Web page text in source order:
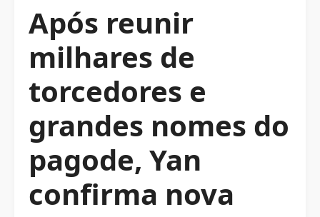
Após reunir
milhares de
torcedores e
grandes nomes do
pagode, Yan
confirma nova